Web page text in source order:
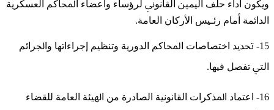
ﻭﻳﻜﻮﻥ ﺃﺩﺍﺀ ﺣﻠﻒ ﺍﻟﻴﻤﲔ ﺍﻟﻘﺎﻧﻮﱐ ﻟﺮﺅﺳﺎﺀ ﻭﺃﻋﻀﺎﺀ ﺍﶈﺎﻛﻢ ﺍﻟﻌﺴﻜﺮﻳﺔ
ﺍﻟﺪﺍﺋﻤﺔ ﺃﻣﺎﻡ ﺭﺋـﻴﺲ ﺍﻷﺭﻛﺎﻥ ﺍﻟﻌﺎﻣﺔ.
15- ﲢﺪﻳﺪ ﺍﺧﺘﺼﺎﺻﺎﺕ ﺍﶈﺎﻛﻢ ﺍﻟﺪﻭﺭﻳﺔ ﻭﺗﻨﻈﻴﻢ ﺇﺟﺮﺍﺀاتها ﻭﺍﳉﺮﺍﺋﻢ
ﺍﻟﱵ ﺗﻔﺼﻞ ﻓﻴﻬﺎ.
16- ﺍﻋﺘﻤﺎﺩ ﺍﳌﺬﻛﺮﺍﺕ ﺍﻟﻘﺎﻧﻮﻧﻴﺔ ﺍﻟﺼﺎﺩﺭﺓ ﻣﻦ ﺍﳍﻴﺌﺔ ﺍﻟﻌﺎﻣﺔ ﻟﻠﻘﻀﺎﺀ